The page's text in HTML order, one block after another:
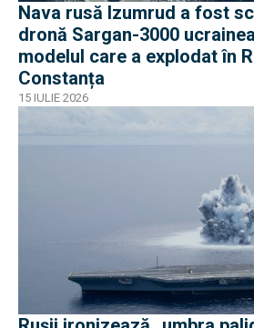
Nava rusă Izumrud a fost
dronă Sargan-3000
modelul care a explodat în
Constanța
15 IULIE 2026